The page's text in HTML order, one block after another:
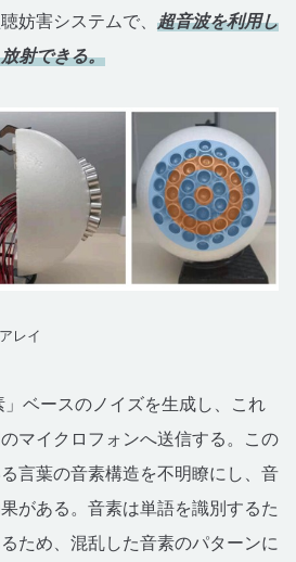
妨害システムで、 超音波を利用し
射できる。
レイ
ベースのノイズを生成し、これ
マイクロフォンへ送信する。この
言葉の音素構造を不明瞭にし、音
がある。音素は単語を識別するた
ため、混乱した音素のパターンに